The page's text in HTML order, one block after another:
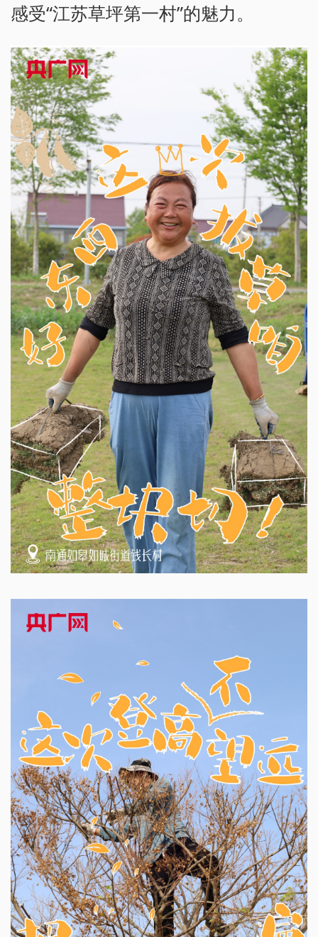
感受“江苏草坪第一村”的魅力。